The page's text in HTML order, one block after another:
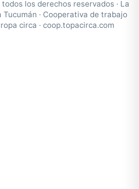
todos los derechos reservados · La
Tucumán · Cooperativa de trabajo
circa · coop.topacirca.com